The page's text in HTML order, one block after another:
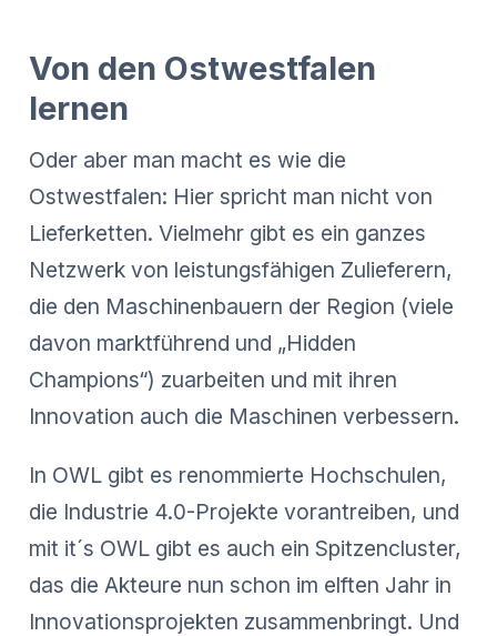
Von den Ostwestfalen
lernen
Oder aber man macht es wie die
Ostwestfalen: Hier spricht man nicht von
Lieferketten. Vielmehr gibt es ein ganzes
Netzwerk von leistungsfähigen Zulieferern,
die den Maschinenbauern der Region (viele
davon marktführend und „Hidden
Champions“) zuarbeiten und mit ihren
Innovation auch die Maschinen verbessern.
In OWL gibt es renommierte Hochschulen,
die Industrie 4.0-Projekte vorantreiben, und
mit it´s OWL gibt es auch ein Spitzencluster,
das die Akteure nun schon im elften Jahr in
Innovationsprojekten zusammenbringt. Und